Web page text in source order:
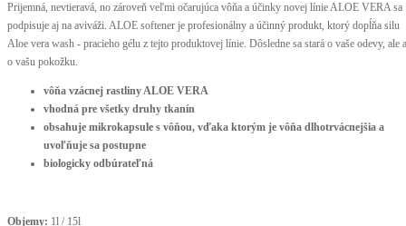
Prijemná, nevtieravá, no zároveň veľmi očarujúca vôňa a účinky novej línie ALOE VERA sa
podpisuje aj na aviváži. ALOE softener je profesionálny a účinný produkt, ktorý dopĺňa silu
Aloe vera wash - pracieho gélu z tejto produktovej línie. Dôsledne sa stará o vaše odevy, ale
o vašu pokožku.
vôňa vzácnej rastliny ALOE VERA
vhodná pre všetky druhy tkanín
obsahuje mikrokapsule s vôňou, vďaka ktorým je vôňa dlhotrvácnejšia a
uvoľňuje sa postupne
biologicky odbúrateľná
Objemy: 1l / 15l